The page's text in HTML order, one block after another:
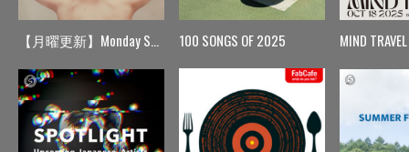
【月曜更新】Monday Spin 100 SONGS OF 2025 MIND TRAVEL